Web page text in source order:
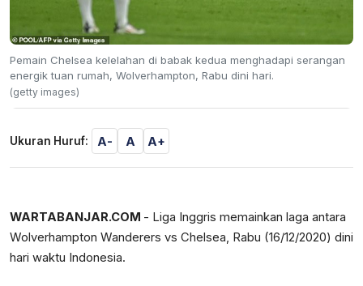
Pemain Chelsea kelelahan di babak kedua menghadapi serangan
energik tuan rumah, Wolverhampton, Rabu dini hari.
(getty images)
Ukuran Huruf: A- A A+
WARTABANJAR.COM - Liga Inggris memainkan laga antara
Wolverhampton Wanderers vs Chelsea, Rabu (16/12/2020) dini
hari waktu Indonesia.